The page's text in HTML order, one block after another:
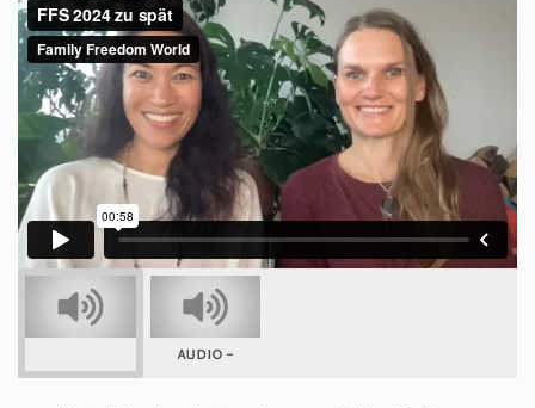
AUDIO -